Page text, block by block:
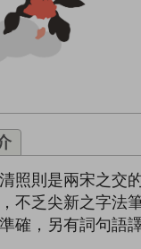
照則是兩宋之交
不乏尖新之字法
確，另有詞句語